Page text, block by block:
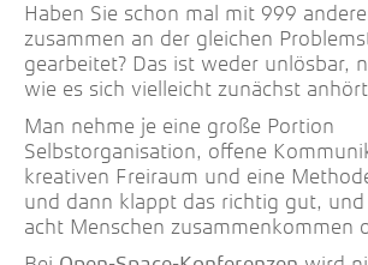
Haben Sie schon mal mit 999
zusammen an der gleichen
gearbeitet? Das ist weder unlösbar,
wie es sich vielleicht zunächst
Man nehme je eine große Portion
Selbstorganisation, offene
kreativen Freiraum und eine
und dann klappt das richtig gut,
acht Menschen zusammenkommen